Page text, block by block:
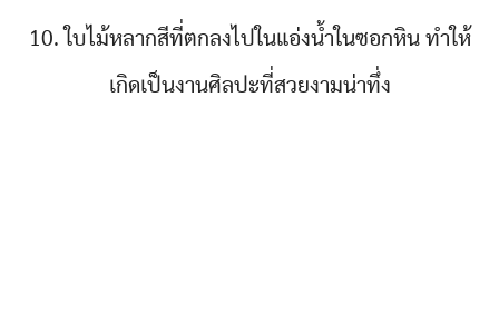
10. ใบไม้หลากสีที่ตกลงไปในแอ่งน้ำในซอกหิน ทำให้
เกิดเป็นงานศิลปะที่สวยงามน่าทึ่ง